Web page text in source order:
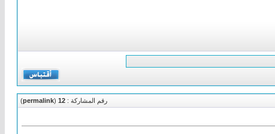
رقم المشاركة : 12
(
permalink
)